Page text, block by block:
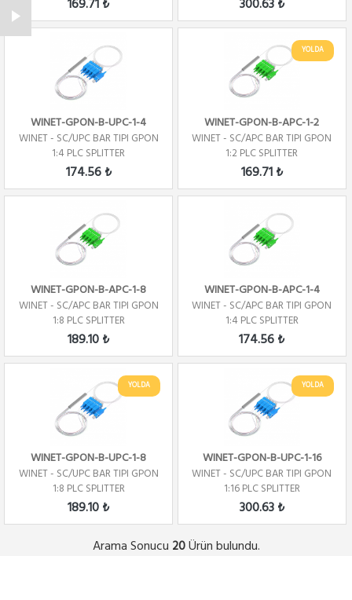
169.71 ₺ 300.63 ₺
WINET-GPON-B-UPC-1-4
WINET - SC/UPC BAR TIPI GPON
1:4 PLC SPLITTER
174.56 ₺
YOLDA
WINET-GPON-B-APC-1-2
WINET - SC/APC BAR TIPI GPON
1:2 PLC SPLITTER
169.71 ₺
WINET-GPON-B-APC-1-8
WINET - SC/APC BAR TIPI GPON
1:8 PLC SPLITTER
189.10 ₺
WINET-GPON-B-APC-1-4
WINET - SC/APC BAR TIPI GPON
1:4 PLC SPLITTER
174.56 ₺
YOLDA
WINET-GPON-B-UPC-1-8
WINET - SC/UPC BAR TIPI GPON
1:8 PLC SPLITTER
189.10 ₺
YOLDA
WINET-GPON-B-UPC-1-16
WINET - SC/UPC BAR TIPI GPON
1:16 PLC SPLITTER
300.63 ₺
Arama Sonucu 20Ürün bulundu.